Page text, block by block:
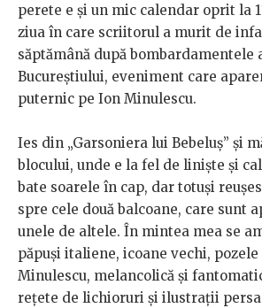
perete e și un mic calendar oprit la
ziua în care scriitorul a murit de
săptămână după bombardamentele
Bucureștiului, eveniment care
puternic pe Ion Minulescu.
Ies din „Garsoniera lui Bebeluș” și
blocului, unde e la fel de liniște și
bate soarele în cap, dar totuși
spre cele două balcoane, care sunt
unele de altele. În mintea mea se
păpuși italiene, icoane vechi,
Minulescu, melancolică și
rețete de lichioruri și ilustrații